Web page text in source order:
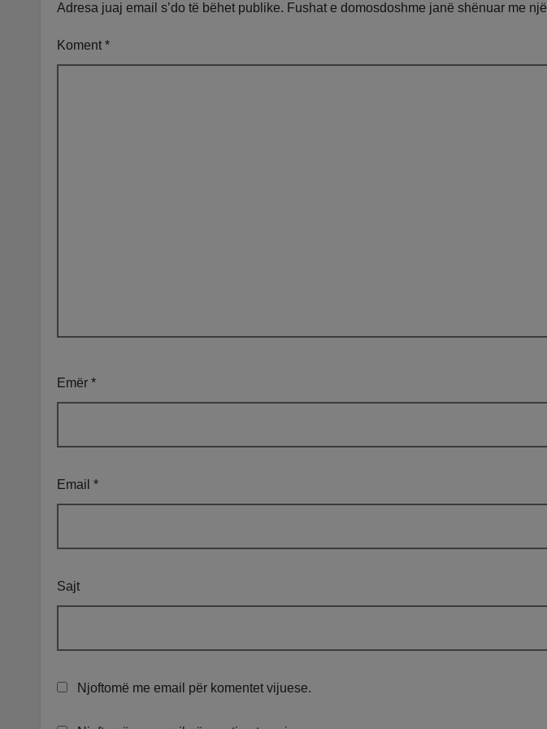
vend
Adresa juaj email s’do të bëhet publike. Fushat e domosdoshme janë shënuar me një
Koment *
Emër *
Email *
Sajt
Njoftomë me email për komentet vijuese.